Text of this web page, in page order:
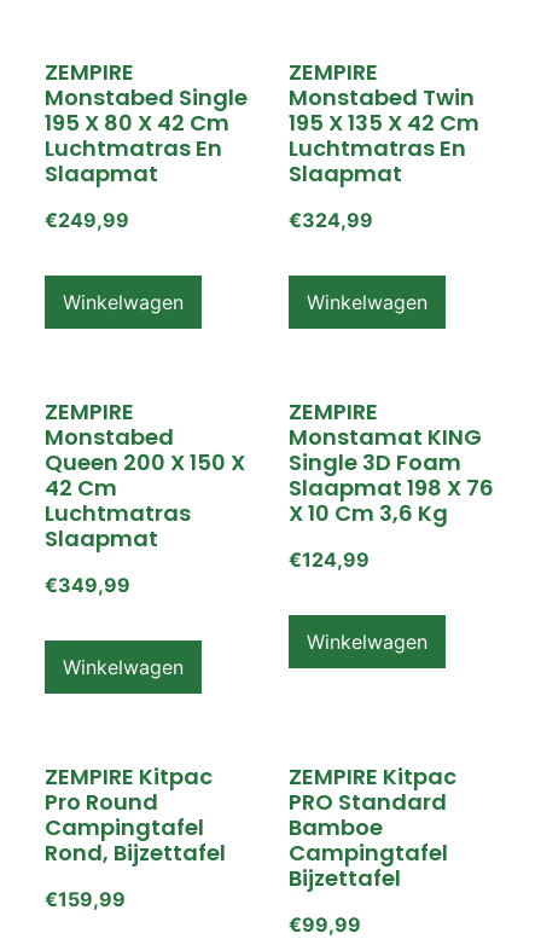
ZEMPIRE
Monstabed Single
195 X 80 X 42 Cm
Luchtmatras En
Slaapmat
€249,99
Winkelwagen
ZEMPIRE
Monstabed Twin
195 X 135 X 42 Cm
Luchtmatras En
Slaapmat
€324,99
Winkelwagen
ZEMPIRE
Monstabed
Queen 200 X 150 X
42 Cm
Luchtmatras
Slaapmat
€349,99
Winkelwagen
ZEMPIRE
Monstamat KING
Single 3D Foam
Slaapmat 198 X 76
X 10 Cm 3,6 Kg
€124,99
Winkelwagen
ZEMPIRE Kitpac
Pro Round
Campingtafel
Rond, Bijzettafel
€159,99
ZEMPIRE Kitpac
PRO Standard
Bamboe
Campingtafel
Bijzettafel
€99,99